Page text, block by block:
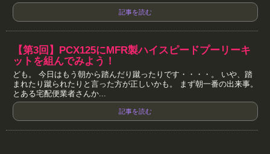
記事を読む
【第3回】PCX125にMFR製ハイスピードプーリーキ
ットを組んでみよう！
ども。 今日はもう朝から踏んだり蹴ったりです・・・・。 いや、踏
まれたり蹴られたりと言った方が正しいかも。 まず朝一番の出来事。
とある宅配便業者さんか...
記事を読む